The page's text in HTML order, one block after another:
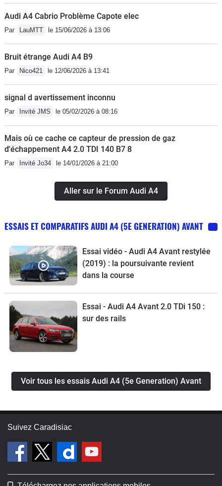
Audi A4 Cabrio Problème Capote elec
Par LauMTT le 15/06/2026 à 13:06
Bruit étrange Audi A4 B9
Par Nico421 le 12/06/2026 à 13:41
signal d avertissement inconnu
Par Invité JMS le 05/02/2026 à 08:16
Mais où ce cache ce capteur de pression de gaz
d'échappement A4 2.0 TDI 140 B7 8
Par Invité Jo34 le 14/01/2026 à 21:00
Aller sur le Forum Audi A4
ESSAIS ET COMPARATIFS AUDI A4 (5E GENERATION) AVANT
Essai vidéo - Audi A4 Avant restylée
(2019) : la poursuivante revient
dans la course
Essai - Audi A4 Avant 2.0 TDi 150 :
sur des rails
Voir tous les essais Audi A4 (5e Generation) Avant
Suivez Caradisiac